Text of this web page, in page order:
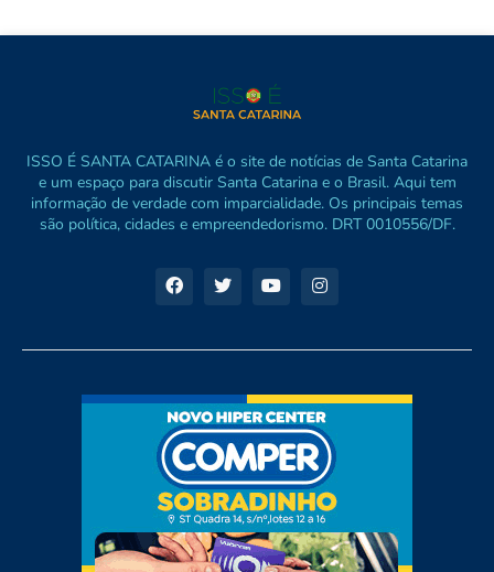
ISSO É SANTA CATARINA é o site de notícias de Santa Catarina
e um espaço para discutir Santa Catarina e o Brasil. Aqui tem
informação de verdade com imparcialidade. Os principais temas
são política, cidades e empreendedorismo. DRT 0010556/DF.